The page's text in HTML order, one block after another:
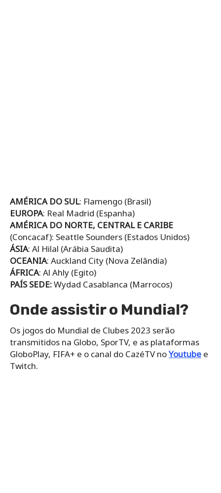
AMÉRICA DO SUL: Flamengo (Brasil)
EUROPA: Real Madrid (Espanha)
AMÉRICA DO NORTE, CENTRAL E CARIBE
(Concacaf): Seattle Sounders (Estados Unidos)
ÁSIA: Al Hilal (Arábia Saudita)
OCEANIA: Auckland City (Nova Zelândia)
ÁFRICA: Al Ahly (Egito)
PAÍS SEDE:Wydad Casablanca (Marrocos)
Onde assistir o Mundial?
Os jogos do Mundial de Clubes 2023 serão
transmitidos na Globo, SporTV, e as plataformas
GloboPlay, FIFA+ e o canal do CazéTV noYoutube e
Twitch.